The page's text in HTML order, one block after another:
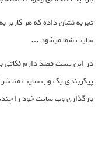
سایت شما میشود …
در این پست قصد دارم نکاتی
پیکربندی یک وب سایت منتشر
بارگذاری وب سایت خود را